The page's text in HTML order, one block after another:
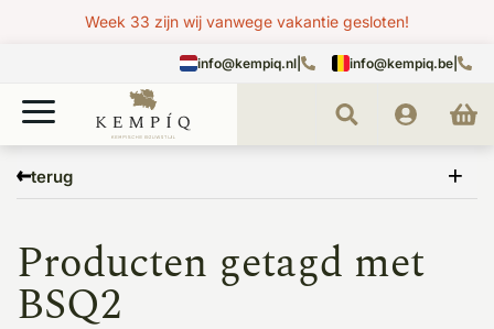
Week 33 zijn wij vanwege vakantie gesloten!
info@kempiq.nl info@kempiq.be
terug
BSQ2
Producten getagd met
BSQ2